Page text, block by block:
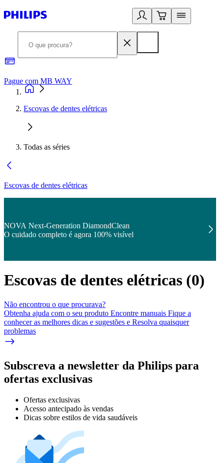
Pague com MB WAY
Escovas de dentes elétricas
Todas as séries
Escovas de dentes elétricas
NOVA Next-Generation DiamondClean
O cuidado completo é agora 100% visível
Escovas de dentes elétricas (0)
Não encontrou o que procurava?
Obtenha ajuda com o seu produto Encontre manuais Fique a
conhecer as melhores dicas e sugestões e Resolva quaisquer
problemas
Subscreva a newsletter da Philips para
ofertas exclusivas
Ofertas exclusivas
Acesso antecipado às vendas
Dicas sobre estilos de vida saudáveis